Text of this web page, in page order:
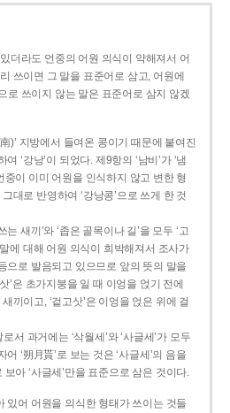
더라도 언중의 어원 의식이 약해져서 어
쓰이면 그 말을 표준어로 삼고, 어원에
로 쓰이지 않는 말은 표준어로 삼지 않겠
)’ 지방에서 들여온 콩이기 때문에 붙여진
‘강낭’이 되었다. 제9항의 ‘남비’가 ‘냄
중이 이미 어원을 인식하지 않고 변한 형
대로 반영하여 ‘강낭콩’으로 쓰게 한 것
새끼’와 ‘좁은 골목이나 길’을 모두 ‘고
에 대해 어원 의식이 희박해져서 조사가
으로 발음되고 있으므로 앞의 뜻의 말을
’은 초가지붕을 일 때 이엉을 얹기 전에
끼이고, ‘겉고삿’은 이엉을 얹은 위에 걸
서 과거에는 ‘삭월세’와 ‘사글세’가 모두
어 ‘朔月貰’로 보는 것은 ‘사글세’의 음을
아 ‘사글세’만을 표준으로 삼은 것이다.
있어 어원을 의식한 형태가 쓰이는 것들